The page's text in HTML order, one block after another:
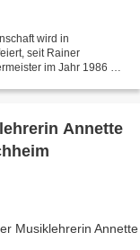
wird in
seit Rainer
im Jahr 1986 die
Annette